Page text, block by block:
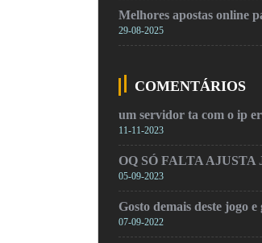
Melhores apostas online
29-08-2025
COMENTÁRIOS
um servidor ta com o ip
11-11-2023
OQ SÓ FALTA AJUSTA
05-09-2023
Gosto demais deste jogo
07-09-2022